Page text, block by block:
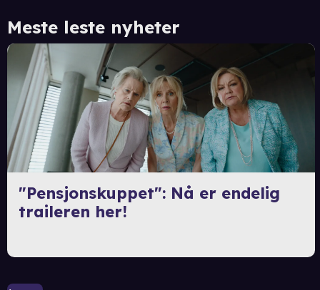
Meste leste nyheter
"Pensjonskuppet": Nå er endelig
traileren her!